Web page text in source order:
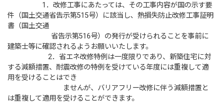
1．改修工事にあたっては、その工事内容が国の示す要
件（国土交通省告示第515号）に該当し、熱損失防止改修工事証明
書（国土交通
省告示第516号）の発行が受けられることを事前に
建築士等に確認されるようお願いいたします。
2．省エネ改修特例は一度限りであり、新築住宅に対
する減額措置、耐震改修の特例を受けている年度には重複して適
用を受けることはでき
ませんが、バリアフリー改修に伴う減額措置と
は重複して適用を受けることができます。